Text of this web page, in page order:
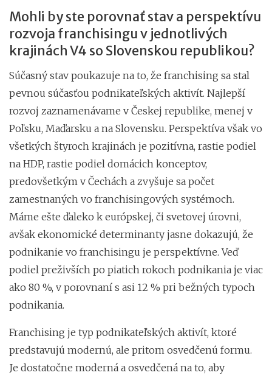
Mohli by ste porovnať stav a perspektívu
rozvoja franchisingu v jednotlivých
krajinách V4 so Slovenskou republikou?
Súčasný stav poukazuje na to, že franchising sa stal
pevnou súčasťou podnikateľských aktivít. Najlepší
rozvoj zaznamenávame v Českej republike, menej v
Poľsku, Maďarsku a na Slovensku. Perspektíva však vo
všetkých štyroch krajinách je pozitívna, rastie podiel
na HDP, rastie podiel domácich konceptov,
predovšetkým v Čechách a zvyšuje sa počet
zamestnaných vo franchisingových systémoch.
Máme ešte ďaleko k európskej, či svetovej úrovni,
avšak ekonomické determinanty jasne dokazujú, že
podnikanie vo franchisingu je perspektívne. Veď
podiel preživších po piatich rokoch podnikania je viac
ako 80 %, v porovnaní s asi 12 % pri bežných typoch
podnikania.
Franchising je typ podnikateľských aktivít, ktoré
predstavujú modernú, ale pritom osvedčenú formu.
Je dostatočne moderná a osvedčená na to, aby